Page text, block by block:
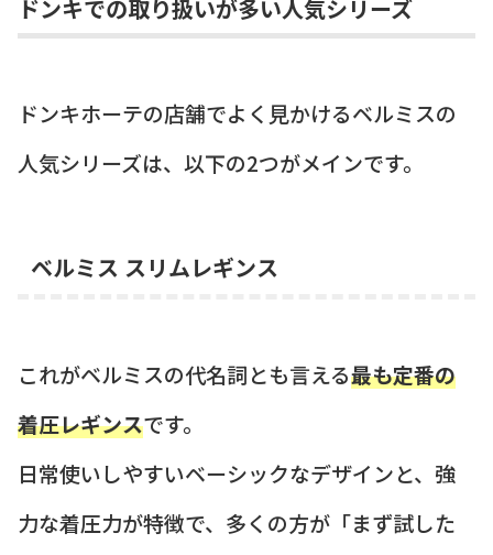
ドンキでの取り扱いが多い人気シリーズ
ドンキホーテの店舗でよく見かけるベルミスの
人気シリーズは、以下の2つがメインです。
ベルミス スリムレギンス
これがベルミスの代名詞とも言える最も定番の
着圧レギンスです。
日常使いしやすいベーシックなデザインと、強
力な着圧力が特徴で、多くの方が「まず試した